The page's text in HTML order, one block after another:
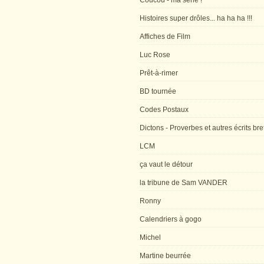
Histoires super drôles... ha ha ha !!!
Affiches de Film
Luc Rose
Prêt-à-rimer
BD tournée
Codes Postaux
Dictons - Proverbes et autres écrits
LCM
ça vaut le détour
la tribune de Sam VANDER
Ronny
Calendriers à gogo
Michel
Martine beurrée